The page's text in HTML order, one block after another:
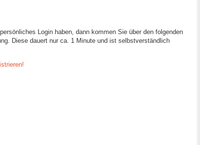
Login haben, dann kommen Sie über den folgenden
Diese dauert nur ca. 1 Minute und ist selbstverständlich